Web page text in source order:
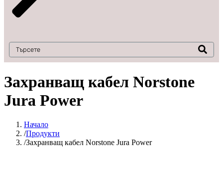
Захранващ кабел Norstone
Jura Power
Начало
Продукти
Захранващ кабел Norstone Jura Power